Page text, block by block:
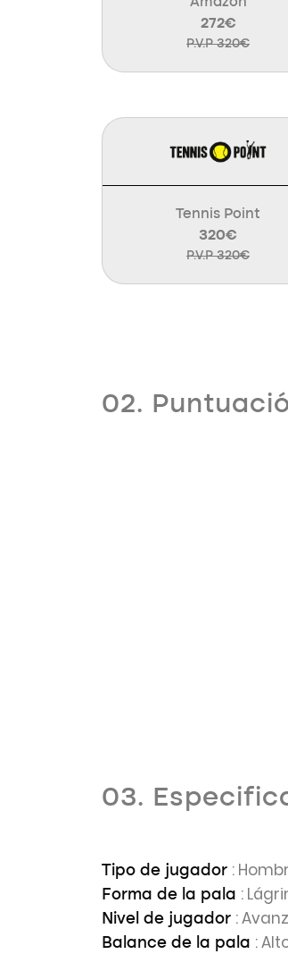
272€
P.V.P 320€
Tennis Point
320€
P.V.P 320€
02.
03.
Tipo de jugador :
Forma de la pala :
Nivel de jugador :
Balance de la pala :